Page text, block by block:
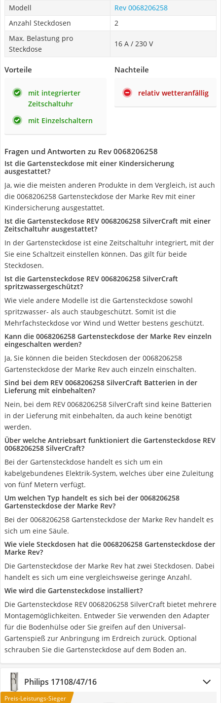
Modell
Rev 0068206258
Anzahl Steckdosen
2
Max. Belastung pro
Steckdose
16 A / 230 V
Vorteile
mit integrierter
Zeitschaltuhr
mit Einzelschaltern
Nachteile
relativ wetteranfällig
Fragen und Antworten zu Rev 0068206258
Ist die Gartensteckdose mit einer Kindersicherung
ausgestattet?
Ja, wie die meisten anderen Produkte in dem Vergleich, ist auch
die 0068206258 Gartensteckdose der Marke Rev mit einer
Kindersicherung ausgestattet.
Ist die Gartensteckdose REV 0068206258 SilverCraft mit einer
Zeitschaltuhr ausgestattet?
In der Gartensteckdose ist eine Zeitschaltuhr integriert, mit der
Sie eine Schaltzeit einstellen können. Das gilt für beide
Steckdosen.
Ist die Gartensteckdose REV 0068206258 SilverCraft
spritzwassergeschützt?
Wie viele andere Modelle ist die Gartensteckdose sowohl
spritzwasser- als auch staubgeschützt. Somit ist die
Mehrfachsteckdose vor Wind und Wetter bestens geschützt.
Kann die 0068206258 Gartensteckdose der Marke Rev einzeln
eingeschalten werden?
Ja, Sie können die beiden Steckdosen der 0068206258
Gartensteckdose der Marke Rev auch einzeln einschalten.
Sind bei dem REV 0068206258 SilverCraft Batterien in der
Lieferung mit einbehalten?
Nein, bei dem REV 0068206258 SilverCraft sind keine Batterien
in der Lieferung mit einbehalten, da auch keine benötigt
werden.
Über welche Antriebsart funktioniert die Gartensteckdose REV
0068206258 SilverCraft?
Bei der Gartensteckdose handelt es sich um ein
‎kabelgebundenes Elektrik-System, welches über eine Zuleitung
von fünf Metern verfügt.
Um welchen Typ handelt es sich bei der 0068206258
Gartensteckdose der Marke Rev?
Bei der 0068206258 Gartensteckdose der Marke Rev handelt es
sich um eine Säule.
Wie viele Steckdosen hat die 0068206258 Gartensteckdose der
Marke Rev?
Die Gartensteckdose der Marke Rev hat zwei Steckdosen. Dabei
handelt es sich um eine vergleichsweise geringe Anzahl.
Wie wird die Gartensteckdose installiert?
Die Gartensteckdose REV 0068206258 SilverCraft bietet mehrere
Montagemöglichkeiten. Entweder Sie verwenden den Adapter
für die Bodenhülse oder Sie greifen auf den Universal-
Gartenspieß zur Anbringung im Erdreich zurück. Optional
schrauben Sie die Gartensteckdose auf dem Boden an.
Philips 17108/47/16
Preis-Leistungs-Sieger